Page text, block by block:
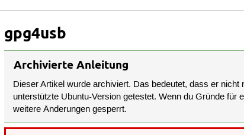
gpg4usb
Archivierte Anleitung
Dieser Artikel wurde archiviert. Das bedeutet, dass er
unterstützte Ubuntu-Version getestet. Wenn du Gründe
weitere Änderungen gesperrt.